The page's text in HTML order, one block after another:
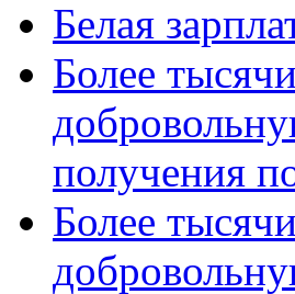
Белая
Более
получения
Более